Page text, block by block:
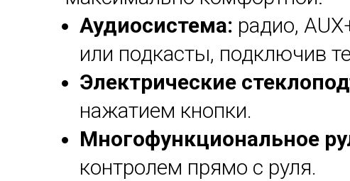
Аудиосистема: радио,
или подкасты, подключив
Электрические
нажатием кнопки.
Многофункциональное
контролем прямо с руля.